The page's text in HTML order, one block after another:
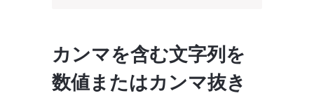
カンマを含む文字列を
数値またはカンマ抜き